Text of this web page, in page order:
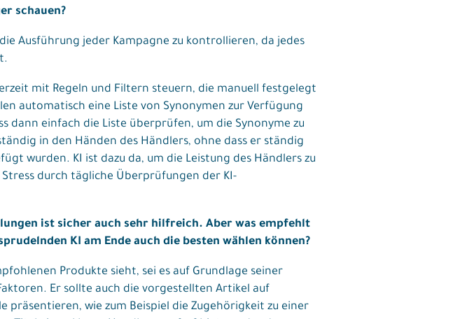
schauen?
Ausführung jeder Kampagne zu kontrollieren, da jedes
mit Regeln und Filtern steuern, die manuell festgelegt
automatisch eine Liste von Synonymen zur Verfügung
dann einfach die Liste überprüfen, um die Synonyme zu
in den Händen des Händlers, ohne dass er ständig
wurden. KI ist dazu da, um die Leistung des Händlers zu
durch tägliche Überprüfungen der KI-
ist sicher auch sehr hilfreich. Aber was empfehlt
KI am Ende auch die besten wählen können?
Produkte sieht, sei es auf Grundlage seiner
Er sollte auch die vorgestellten Artikel auf
wie zum Beispiel die Zugehörigkeit zu einer